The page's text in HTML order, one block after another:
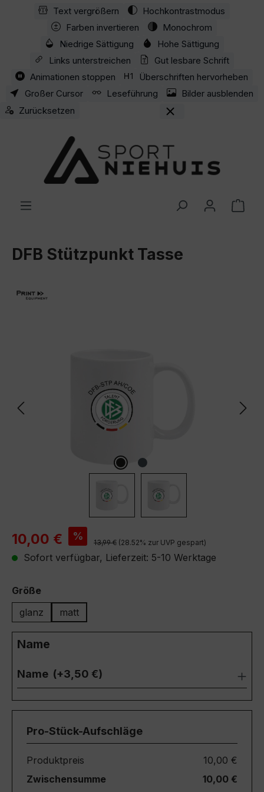
Zum Hauptinhalt springen
Text vergrößern
Hochkontrastmodus
Farben invertieren
Monochrom
Niedrige Sättigung
Hohe Sättigung
Links unterstreichen
Gut lesbare Schrift
Animationen stoppen
Überschriften hervorheben
Großer Cursor
Leseführung
Bilder ausblenden
Zurücksetzen
DFB Stützpunkt Tasse
Verkaufspreis:
10,00 € % Regulärer Preis:
13,99 € (28.52% zur UVP gespart)
Sofort verfügbar, Lieferzeit: 5-10 Werktage
Größeauswählen
glanz
matt
Name
Name (+3,50 €)
Pro-Stück-Aufschläge
Produktpreis
10,00 €
Zwischensumme
10,00 €